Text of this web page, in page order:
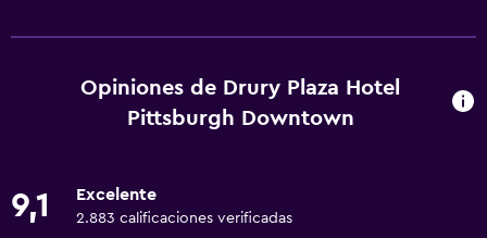
Unidad accesible para personas en silla de ruedas
Mascotas permitidas bajo consulta (pueden aplicar cargos
Ascensor
Opiniones de Drury Plaza Hotel
Pittsburgh Downtown
9,1 Excelente
2.883 calificaciones verificadas